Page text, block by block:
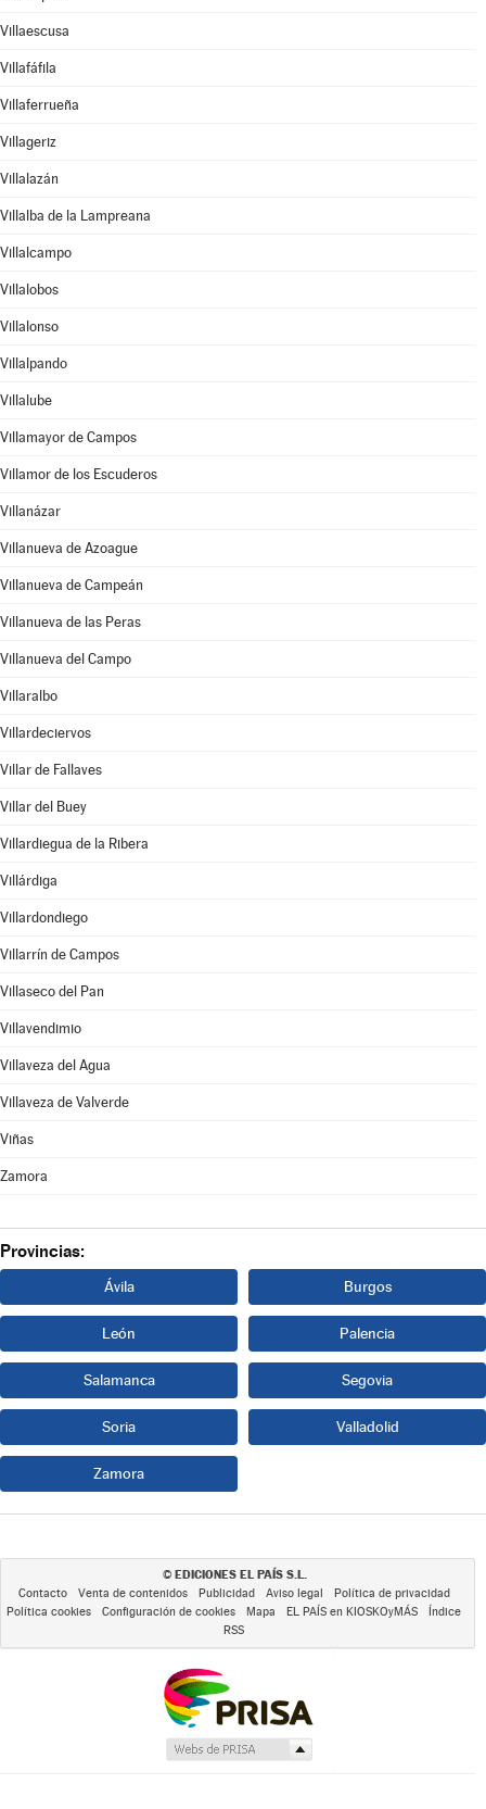
Villaescusa
Villafáfila
Villaferrueña
Villageriz
Villalazán
Villalba de la Lampreana
Villalcampo
Villalobos
Villalonso
Villalpando
Villalube
Villamayor de Campos
Villamor de los Escuderos
Villanázar
Villanueva de Azoague
Villanueva de Campeán
Villanueva de las Peras
Villanueva del Campo
Villaralbo
Villardeciervos
Villar de Fallaves
Villar del Buey
Villardiegua de la Ribera
Villárdiga
Villardondiego
Villarrín de Campos
Villaseco del Pan
Villavendimio
Villaveza del Agua
Villaveza de Valverde
Viñas
Zamora
Provincias:
Ávila Burgos
León Palencia
Salamanca Segovia
Soria Valladolid
Zamora
© EDICIONES EL PAÍS S.L.
Contacto Venta de contenidos Publicidad Aviso legal
Política de privacidad
Política cookies
Configuración de cookies Mapa EL PAÍS en KIOSKOyMÁS
Índice
RSS